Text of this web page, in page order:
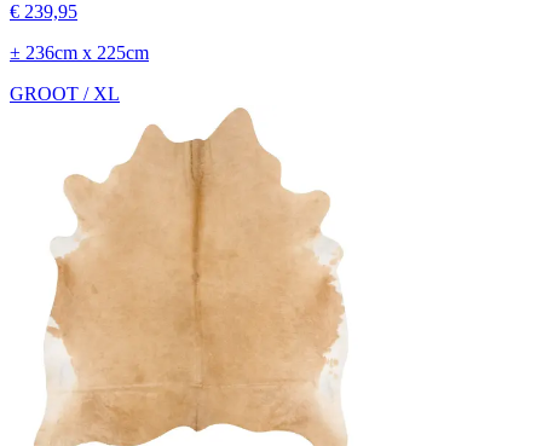
€ 239,95
± 236cm x 225cm
GROOT / XL